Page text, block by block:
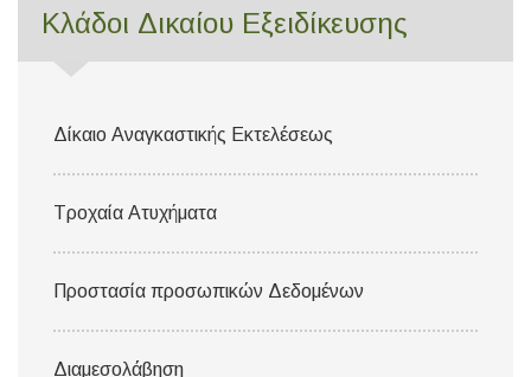
Κλάδοι Δικαίου Εξειδίκευσης
Δίκαιο Αναγκαστικής Εκτελέσεως
Τροχαία Ατυχήματα
Προστασία προσωπικών Δεδομένων
Διαμεσολάβηση